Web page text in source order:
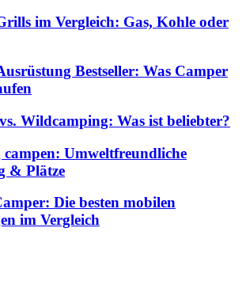
im Vergleich: Gas, Kohle oder
Bestseller: Was Camper
Wildcamping: Was ist beliebter?
Umweltfreundliche
& Plätze
Die besten mobilen
im Vergleich